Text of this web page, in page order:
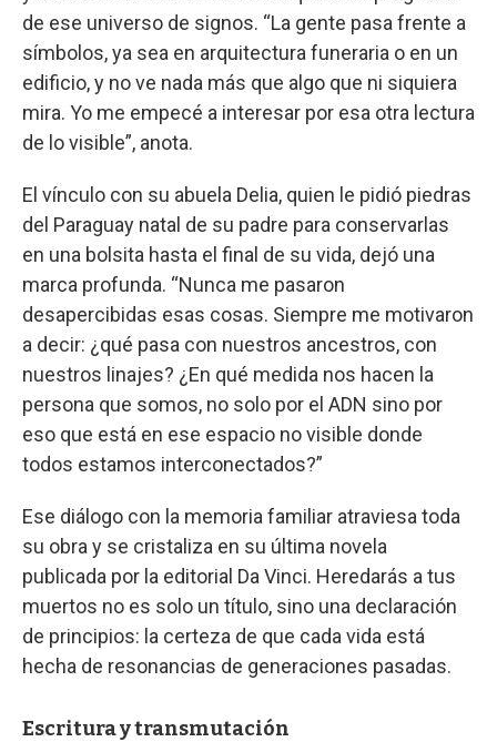
de ese universo de signos. “La gente pasa frente a
símbolos, ya sea en arquitectura funeraria o en un
edificio, y no ve nada más que algo que ni siquiera
mira. Yo me empecé a interesar por esa otra lectura
de lo visible”, anota.
El vínculo con su abuela Delia, quien le pidió piedras
del Paraguay natal de su padre para conservarlas
en una bolsita hasta el final de su vida, dejó una
marca profunda. “Nunca me pasaron
desapercibidas esas cosas. Siempre me motivaron
a decir: ¿qué pasa con nuestros ancestros, con
nuestros linajes? ¿En qué medida nos hacen la
persona que somos, no solo por el ADN sino por
eso que está en ese espacio no visible donde
todos estamos interconectados?”
Ese diálogo con la memoria familiar atraviesa toda
su obra y se cristaliza en su última novela
publicada por la editorial Da Vinci. Heredarás a tus
muertos no es solo un título, sino una declaración
de principios: la certeza de que cada vida está
hecha de resonancias de generaciones pasadas.
Escritura y transmutación